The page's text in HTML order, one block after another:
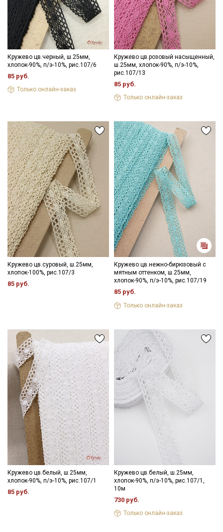
Кружево цв.черный, ш.25мм,
хлопок-90%, п/э-10%, рис.107/6
85 руб.
Только онлайн-заказ
Кружево цв.розовый насыщенный,
ш.25мм, хлопок-90%, п/э-10%,
рис.107/13
85 руб.
Только онлайн-заказ
Кружево цв.суровый, ш.25мм,
хлопок-100%, рис.107/3
85 руб.
Кружево цв.нежно-бирюзовый с
мятным оттенком, ш.25мм,
хлопок-90%, п/э-10%, рис.107/19
85 руб.
Только онлайн-заказ
Кружево цв.белый, ш.25мм,
хлопок-90%, п/э-10%, рис.107/1
85 руб.
Кружево цв.белый, ш.25мм,
хлопок-90%, п/э-10%, рис.107/1,
10м
730 руб.
Только онлайн-заказ
информационных рассылок